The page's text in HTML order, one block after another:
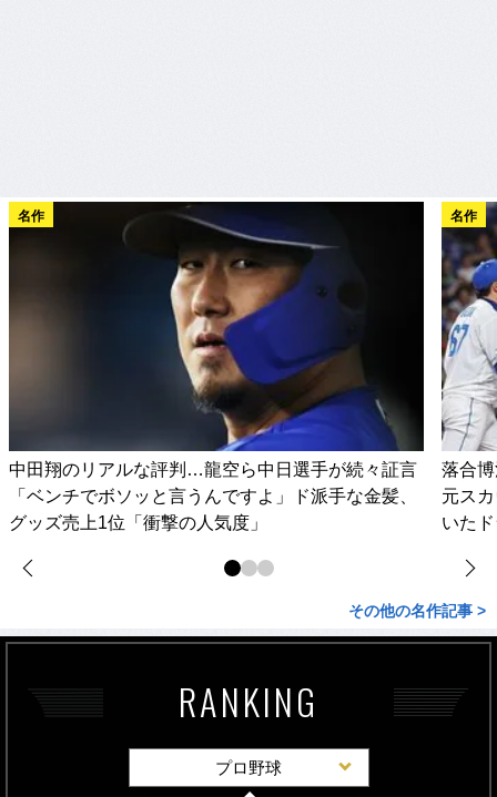
名作
中田翔のリアルな評判…龍空ら中日選手が続々証言
「ベンチでボソッと言うんですよ」ド派手な金髪、
グッズ売上1位「衝撃の人気度」
名作
落合
元ス
いた
その他の名作記事 >
RANKING
プロ野球